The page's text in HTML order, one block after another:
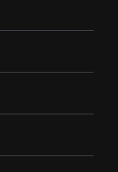
generos.
autobuz.